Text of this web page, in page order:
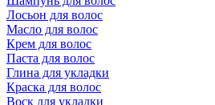
Лосьон для волос
Масло для волос
Крем для волос
Паста для волос
Глина для укладки
Краска для волос
Воск для укладки